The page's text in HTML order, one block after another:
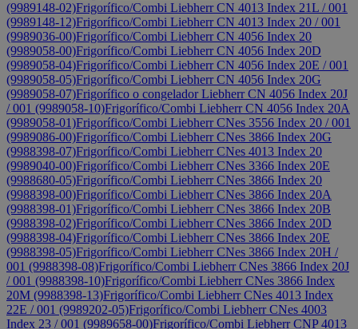
(9989148-02)Frigorífico/Combi Liebherr CN 4013 Index 21L / 001
(9989148-12)Frigorífico/Combi Liebherr CN 4013 Index 20 / 001
(9989036-00)Frigorífico/Combi Liebherr CN 4056 Index 20
(9989058-00)Frigorífico/Combi Liebherr CN 4056 Index 20D
(9989058-04)Frigorífico/Combi Liebherr CN 4056 Index 20E / 001
(9989058-05)Frigorífico/Combi Liebherr CN 4056 Index 20G
(9989058-07)Frigorífico o congelador Liebherr CN 4056 Index 20J
/ 001 (9989058-10)Frigorífico/Combi Liebherr CN 4056 Index 20A
(9989058-01)Frigorífico/Combi Liebherr CNes 3556 Index 20 / 001
(9989086-00)Frigorífico/Combi Liebherr CNes 3866 Index 20G
(9988398-07)Frigorífico/Combi Liebherr CNes 4013 Index 20
(9989040-00)Frigorífico/Combi Liebherr CNes 3366 Index 20E
(9988680-05)Frigorífico/Combi Liebherr CNes 3866 Index 20
(9988398-00)Frigorífico/Combi Liebherr CNes 3866 Index 20A
(9988398-01)Frigorífico/Combi Liebherr CNes 3866 Index 20B
(9988398-02)Frigorífico/Combi Liebherr CNes 3866 Index 20D
(9988398-04)Frigorífico/Combi Liebherr CNes 3866 Index 20E
(9988398-05)Frigorífico/Combi Liebherr CNes 3866 Index 20H /
001 (9988398-08)Frigorífico/Combi Liebherr CNes 3866 Index 20J
/ 001 (9988398-10)Frigorífico/Combi Liebherr CNes 3866 Index
20M (9988398-13)Frigorífico/Combi Liebherr CNes 4013 Index
22E / 001 (9989202-05)Frigorífico/Combi Liebherr CNes 4003
Index 23 / 001 (9989658-00)Frigorífico/Combi Liebherr CNP 4013